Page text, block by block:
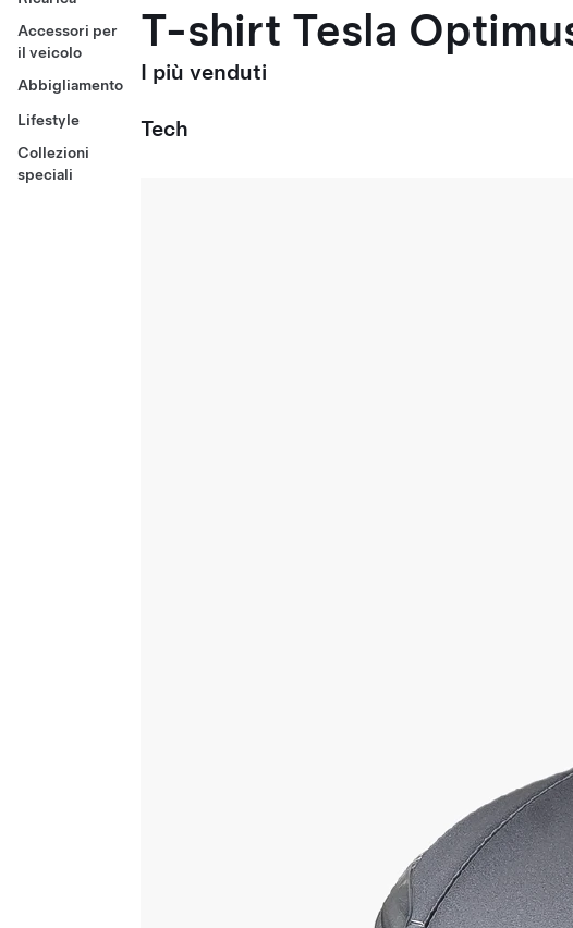
Accessori per
il veicolo
Abbigliamento
Lifestyle
Collezioni
speciali
T-shirt Tesla
I più venduti
Tech